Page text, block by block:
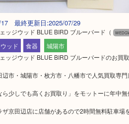
最終更新日:2025/07/29
ッジウッド BLUE BIRD ブルーバード （
ッド 食器
城陽市
ッジウッド BLUE BIRD ブルーバードのお買
市・城陽市・枚方市・八幡市で人気買取専
ら少しでも高くお買取り」をモットーに年中無
ザ京田辺店に店舗があるので2時間無料駐車場